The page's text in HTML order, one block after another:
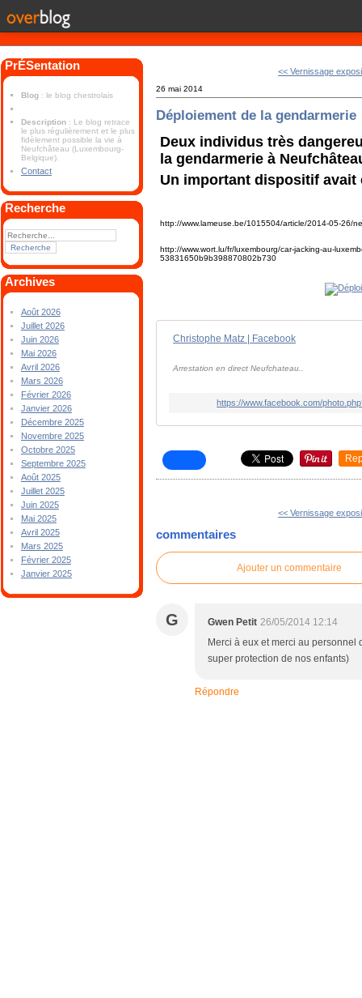
PrÉSentation
Blog : le blog chestrolais
Description : Le blog retrace
le plus régulièrement et le plus
fidèlement possible la vie à
Neufchâteau (Luxembourg-
Belgique).
Contact
Recherche
Archives
Août 2026
Juillet 2026
Juin 2026
Mai 2026
Avril 2026
Mars 2026
Février 2026
Janvier 2026
Décembre 2025
Novembre 2025
Octobre 2025
Septembre 2025
Août 2025
Juillet 2025
Juin 2025
Mai 2025
Avril 2025
Mars 2025
Février 2025
Janvier 2025
<< Vernissage
26 mai 2014
Déploiement de la gendarmerie
Deux individus très
la gendarmerie à
Un important dispositif avait
http://www.lameuse.be/1015504/article/2014-05-26/
http://www.wort.lu/fr/luxembourg/car-jacking-au-
53831650b9b398870802b730
Christophe Matz | Facebook
Arrestation en direct Neufchateau..
https://www.facebook.com/
<< Vernissage
commentaires
Ajouter un commentaire
G Gwen Petit 26/05/2014 12:14
Merci à eux et merci au
super protection de nos enfants)
Répondre